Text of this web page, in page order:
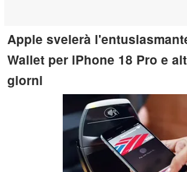
Apple svelerà
Wallet per iPhone 18 Pro e
giorni